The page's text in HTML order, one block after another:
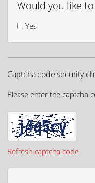
Would you like
Yes
Captcha code security
Please enter the captcha
Refresh captcha code